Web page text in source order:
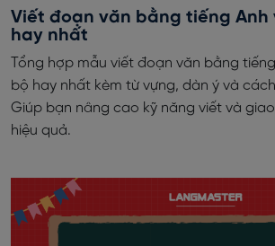
Viết đoạn văn bằng tiếng Anh
hay nhất
Tổng hợp mẫu viết đoạn văn bằng
bộ hay nhất kèm từ vựng, dàn ý và
Giúp bạn nâng cao kỹ năng viết và
hiệu quả.